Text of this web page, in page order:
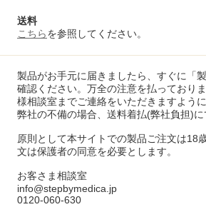
送料
こちらを参照してください。
製品がお手元に届きましたら、すぐに「
確認ください。万全の注意を払っており
様相談室までご連絡をいただきますよう
弊社の不備の場合、送料着払(弊社負担)に
原則として本サイトでの製品ご注文は18
文は保護者の同意を必要とします。
お客さま相談室
info@stepbymedica.jp
0120-060-630